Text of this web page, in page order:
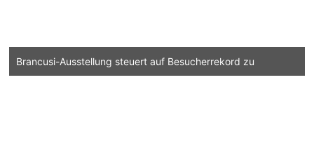
Brancusi-Ausstellung steuert auf Besucherrekord zu